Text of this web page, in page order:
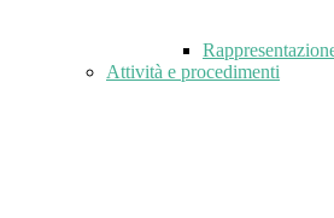
Attività e procedimenti